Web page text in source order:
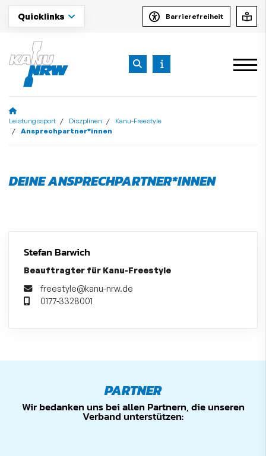
Quicklinks Barrierefreiheit
Leistungssport Diszplinen
Kanu-Freestyle
Ansprechpartner*innen
DEINE ANSPRECHPARTNER*INNEN
Stefan Barwich
Beauftragter für Kanu-Freestyle
freestyle@kanu-nrw.de
0177-3328001
PARTNER
Wir bedanken uns bei allen Partnern, die unseren
Verband unterstützen: